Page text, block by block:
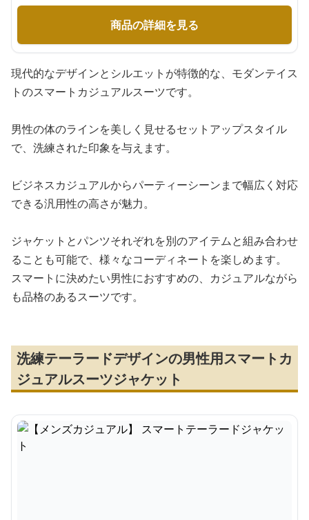
商品の詳細を見る
現代的なデザインとシルエットが特徴的な、モダンテイス
トのスマートカジュアルスーツです。
男性の体のラインを美しく見せるセットアップスタイル
で、洗練された印象を与えます。
ビジネスカジュアルからパーティーシーンまで幅広く対応
できる汎用性の高さが魅力。
ジャケットとパンツそれぞれを別のアイテムと組み合わせ
ることも可能で、様々なコーディネートを楽しめます。
スマートに決めたい男性におすすめの、カジュアルながら
も品格のあるスーツです。
洗練テーラードデザインの男性用スマートカ
ジュアルスーツジャケット